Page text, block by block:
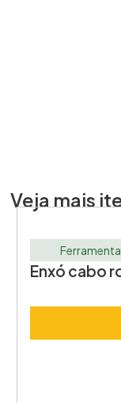
Veja mais
Enxó cabo